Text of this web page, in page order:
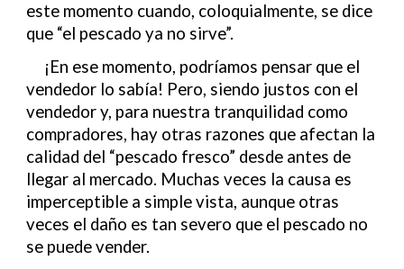
este momento cuando, coloquialmente, se dice
que “el pescado ya no sirve”.
¡En ese momento, podríamos pensar que el
vendedor lo sabía! Pero, siendo justos con el
vendedor y, para nuestra tranquilidad como
compradores, hay otras razones que afectan la
calidad del “pescado fresco” desde antes de
llegar al mercado. Muchas veces la causa es
imperceptible a simple vista, aunque otras
veces el daño es tan severo que el pescado no
se puede vender.